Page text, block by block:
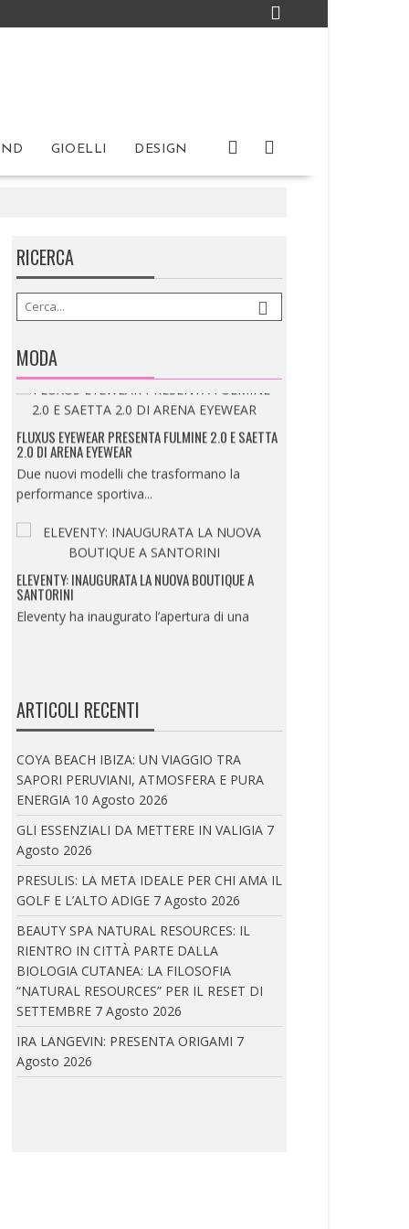
GIOELLI DESIGN
RICERCA
MODA
IRA LANGEVIN: PRESENTA ORIGAMI
La piega diventa linguaggio. L’Haute Couture
FLUXUS EYEWEAR PRESENTA FULMINE 2.0 E SAETTA
2.0 DI ARENA EYEWEAR
Due nuovi modelli che trasformano la
performance sportiva...
ELEVENTY: INAUGURATA LA NUOVA BOUTIQUE A
SANTORINI
Eleventy ha inaugurato l’apertura di una
nuova boutique...
ISTITUTO MARANGONI MILANO PRESENTA LA
SUMMER EXPERIENCE
MODA, DEL BEAUTY E...
ELEVENTY: PRESENTA IL NUOVO CONCEPT DELLA
BOUTIQUE PARIGINA ALL’HOTEL DU LOUVRE
Eleventy inaugura il nuovo concept della
boutique parigina...
IRA LANGEVIN A CANNES: IRA LANGEVIN E COCO
ROCHA
In occasione della 79ª edizione del Festival
di...
ARTICOLI RECENTI
COYA BEACH IBIZA: UN VIAGGIO TRA
SAPORI PERUVIANI, ATMOSFERA E PURA
ENERGIA 10 Agosto 2026
GLI ESSENZIALI DA METTERE IN VALIGIA 7
Agosto 2026
PRESULIS: LA META IDEALE PER CHI AMA IL
GOLF E L’ALTO ADIGE 7 Agosto 2026
BEAUTY SPA NATURAL RESOURCES: IL
RIENTRO IN CITTÀ PARTE DALLA
BIOLOGIA CUTANEA: LA FILOSOFIA
“NATURAL RESOURCES” PER IL RESET DI
SETTEMBRE 7 Agosto 2026
IRA LANGEVIN: PRESENTA ORIGAMI 7
Agosto 2026